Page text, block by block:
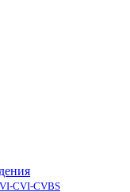
CVI-CVBS